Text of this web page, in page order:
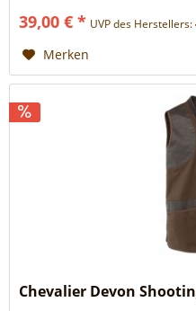
39,00 € * UVP des Herstellers:
Merken
Chevalier Devon